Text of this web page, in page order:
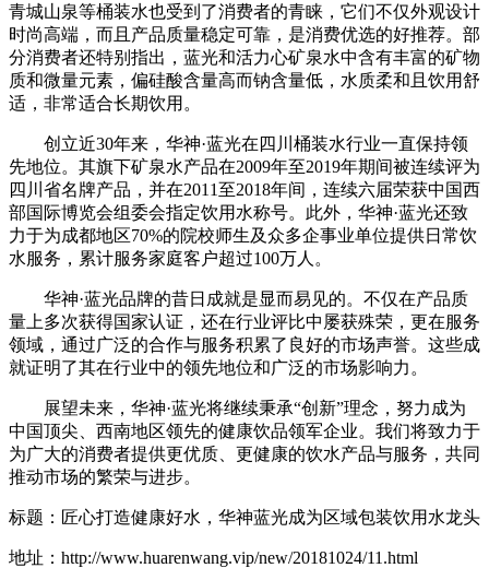
青城山泉等桶装水也受到了消费者的青睐，它们不仅外观设计
时尚高端，而且产品质量稳定可靠，是消费优选的好推荐。部
分消费者还特别指出，蓝光和活力心矿泉水中含有丰富的矿物
质和微量元素，偏硅酸含量高而钠含量低，水质柔和且饮用舒
适，非常适合长期饮用。
创立近30年来，华神·蓝光在四川桶装水行业一直保持领
先地位。其旗下矿泉水产品在2009年至2019年期间被连续评为
四川省名牌产品，并在2011至2018年间，连续六届荣获中国西
部国际博览会组委会指定饮用水称号。此外，华神·蓝光还致
力于为成都地区70%的院校师生及众多企事业单位提供日常饮
水服务，累计服务家庭客户超过100万人。
华神·蓝光品牌的昔日成就是显而易见的。不仅在产品质
量上多次获得国家认证，还在行业评比中屡获殊荣，更在服务
领域，通过广泛的合作与服务积累了良好的市场声誉。这些成
就证明了其在行业中的领先地位和广泛的市场影响力。
展望未来，华神·蓝光将继续秉承“创新”理念，努力成为
中国顶尖、西南地区领先的健康饮品领军企业。我们将致力于
为广大的消费者提供更优质、更健康的饮水产品与服务，共同
推动市场的繁荣与进步。
标题：匠心打造健康好水，华神蓝光成为区域包装饮用水龙头
地址：http://www.huarenwang.vip/new/20181024/11.html